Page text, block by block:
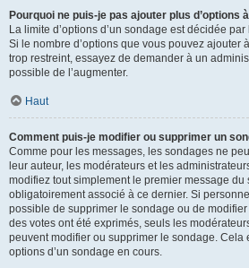
Pourquoi ne puis-je pas ajouter plus d’options
La limite d’options d’un sondage est décidée
Si le nombre d’options que vous pouvez ajouter
trop restreint, essayez de demander à un
possible de l’augmenter.
Haut
Comment puis-je modifier ou supprimer un
Comme pour les messages, les sondages ne
leur auteur, les modérateurs et les
modifiez tout simplement le premier message du
obligatoirement associé à ce dernier. Si
possible de supprimer le sondage ou de
des votes ont été exprimés, seuls les
peuvent modifier ou supprimer le sondage. Cela
options d’un sondage en cours.